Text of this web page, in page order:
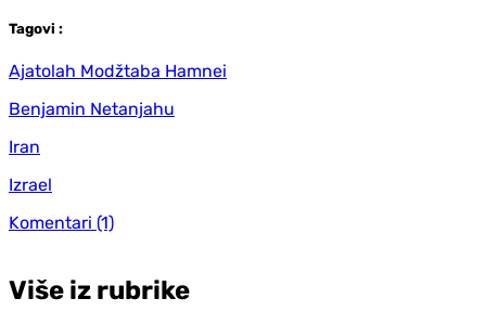
Tagovi :
Ajatolah Modžtaba Hamnei
Benjamin Netanjahu
Iran
Izrael
Komentari (1)
Više iz rubrike